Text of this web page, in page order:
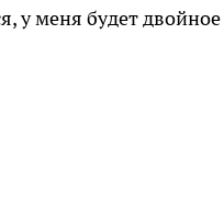
у меня будет